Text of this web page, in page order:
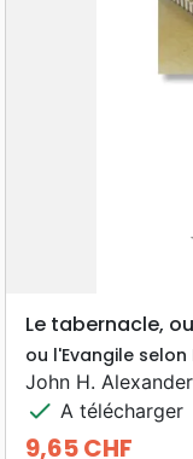
Le tabernacle,
ou l'Evangile
John H. Alexander
check A télécharger
9,65 CHF